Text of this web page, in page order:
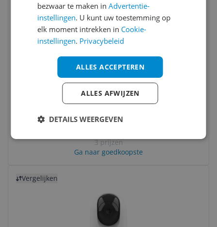
Xiaomi AW200 - Buiten & Binnen - 1080p -
Draadloos - Zwart/Wit
Beeldkwaliteit:Full HD (1080p)
Plaatsing:Binnenshuis
3 prijzen
Ga naar goedkoopste
Vergelijken
bezwaar te maken inAdvertentie-
instellingen. U kunt uw toestemming op
elk moment intrekken in Cookie-
instellingen. Privacybeleid
ALLES ACCEPTEREN
ALLES AFWIJZEN
DETAILS WEERGEVEN